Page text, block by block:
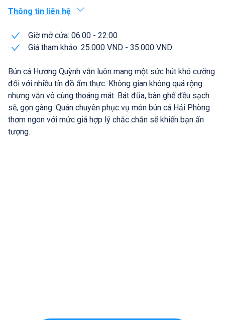
Thông tin liên hệ
Giờ mở cửa: 06:00 - 22:00
Giá tham khảo: 25.000 VND - 35.000 VND
Bún cá Hương Quỳnh vẫn luôn mang một sức hút khó cưỡng
đối với nhiều tín đồ ẩm thực. Không gian không quá rộng
nhưng vẫn vô cùng thoáng mát. Bát đũa, bàn ghế đều sạch
sẽ, gọn gàng. Quán chuyên phục vụ món bún cá Hải Phòng
thơm ngon với mức giá hợp lý chắc chắn sẽ khiến bạn ấn
tượng.